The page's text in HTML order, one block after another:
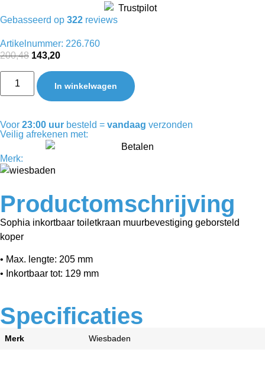
Gebasseerd op 322 reviews
Artikelnummer: 226.760
200,48 143,20
In winkelwagen
Voor 23:00 uur besteld = vandaag verzonden
Veilig afrekenen met:
Merk:
Productomschrijving
Sophia inkortbaar toiletkraan muurbevestiging geborsteld
koper
• Max. lengte: 205 mm
• Inkortbaar tot: 129 mm
Specificaties
Merk Wiesbaden